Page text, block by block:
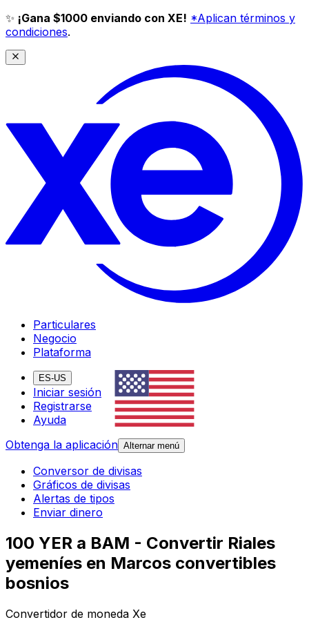
✨ ¡Gana $1000 enviando con XE! *Aplican términos y
condiciones.
Particulares
Negocio
Plataforma
ES-US
Iniciar sesión
Registrarse
Ayuda
Obtenga la aplicación Alternar menú
Conversor de divisas
Gráficos de divisas
Alertas de tipos
Enviar dinero
100 YER a BAM - Convertir Riales
yemeníes en Marcos convertibles
bosnios
Convertidor de moneda Xe